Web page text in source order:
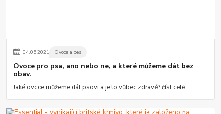
04.05.2021 Ovoce a pes
Ovoce pro psa, ano nebo ne, a které můžeme dát bez
obav.
Jaké ovoce můžeme dát psovi a je to vůbec zdravé?číst celé